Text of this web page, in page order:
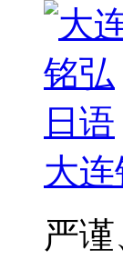
大
严